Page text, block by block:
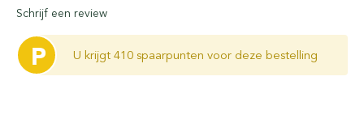
Schrijf een review
P U krijgt 410 spaarpunten voor deze bestelling